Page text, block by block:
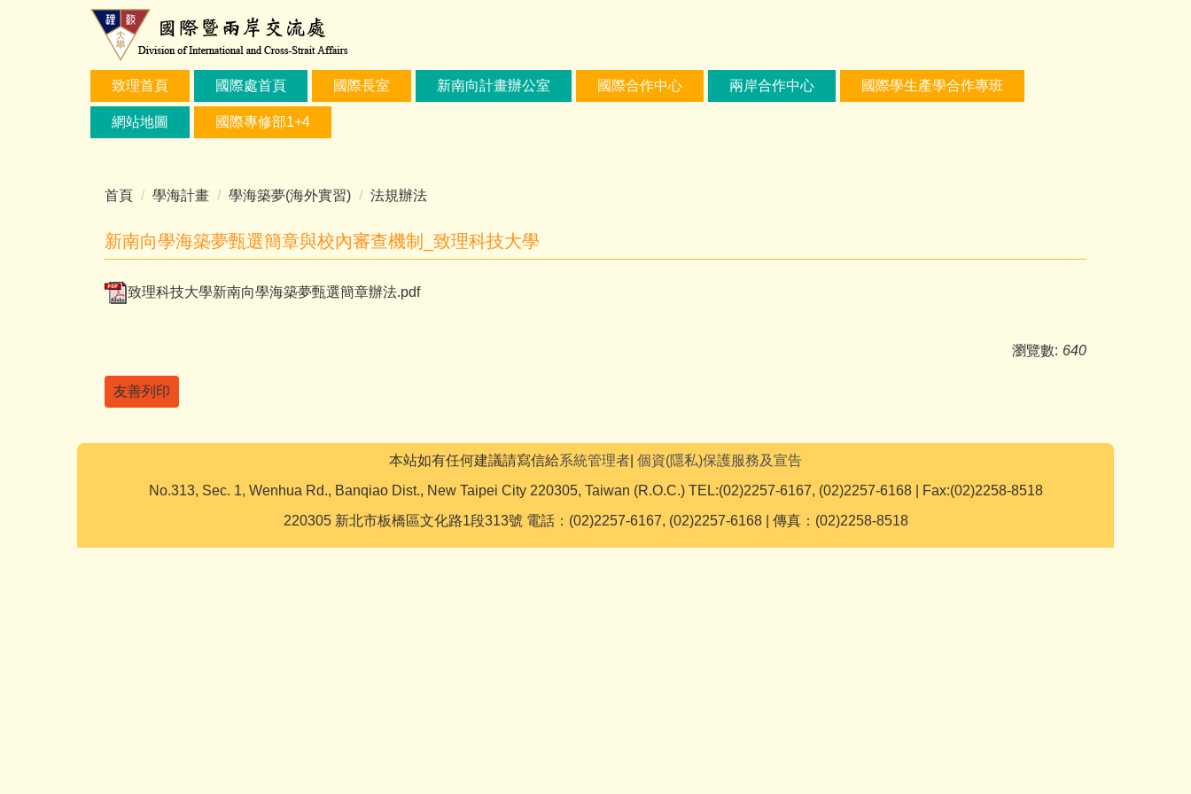
致理首頁 國際處首頁 國際長室 新南向計畫辦公室 國際合作中心 兩岸合作中心 國際學生產學合作專班
網站地圖 國際專修部1+4
首頁 學海計畫 學海築夢(海外實習) 法規辦法
新南向學海築夢甄選簡章與校內審查機制_致理科技大學
致理科技大學新南向學海築夢甄選簡章辦法.pdf
瀏覽數: 640
友善列印
本站如有任何建議請寫信給系統管理者 個資(隱私)保護服務及宣告
No.313, Sec. 1, Wenhua Rd., Banqiao Dist., New Taipei City 220305, Taiwan (R.O.C.) TEL:(02)2257-6167, (02)2257-6168 | Fax:(02)2258-8518
220305 新北市板橋區文化路1段313號 電話：(02)2257-6167, (02)2257-6168 | 傳真：(02)2258-8518